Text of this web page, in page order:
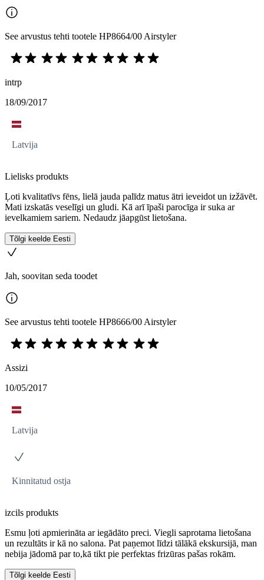
See arvustus tehti tootele HP8664/00 Airstyler
intrp
18/09/2017
Latvija
Lielisks produkts
Ļoti kvalitatīvs fēns, lielā jauda palīdz matus ātri ieveidot un izžāvēt.
Mati izskatās veselīgi un gludi. Kā arī īpaši parocīga ir suka ar
ievelkamiem sariem. Nedaudz jāapgūst lietošana.
Tõlgi keelde Eesti
Jah, soovitan seda toodet
See arvustus tehti tootele HP8666/00 Airstyler
Assizi
10/05/2017
Latvija
Kinnitatud ostja
izcils produkts
Esmu ļoti apmierināta ar iegādāto preci. Viegli saprotama lietošana
un rezultāts ir kā no salona. Pat paņemot līdzi tālākā ekskursijā, man
nebija jādomā par to,kā tikt pie perfektas frizūras pašas rokām.
Tõlgi keelde Eesti